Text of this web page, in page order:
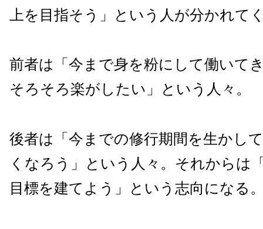
上を目指そう」という人が分かれて
前者は「今まで身を粉にして働いて
そろそろ楽がしたい」という人々。
後者は「今までの修行期間を生かし
くなろう」という人々。それからは
目標を建てよう」という志向になる